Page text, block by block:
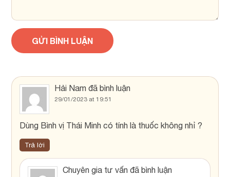
Hải Nam đã bình luận
29/01/2023 at 19:51
Dùng Bình vị Thái Minh có tính là thuốc không nhỉ ?
Trả lời
Chuyên gia tư vấn đã bình luận